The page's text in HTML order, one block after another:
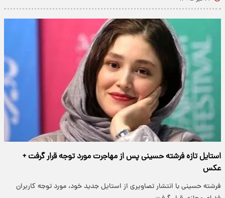
استایل تازه فرشته حسینی پس از مهاجرت مورد توجه قرار گرفت +
عکس
فرشته حسینی با انتشار تصاویری از استایل جدید خود، مورد توجه کاربران